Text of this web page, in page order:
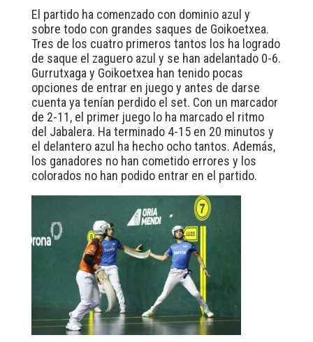
El partido ha comenzado con dominio azul y
sobre todo con grandes saques de Goikoetxea.
Tres de los cuatro primeros tantos los ha logrado
de saque el zaguero azul y se han adelantado 0-6.
Gurrutxaga y Goikoetxea han tenido pocas
opciones de entrar en juego y antes de darse
cuenta ya tenían perdido el set. Con un marcador
de 2-11, el primer juego lo ha marcado el ritmo
del Jabalera. Ha terminado 4-15 en 20 minutos y
el delantero azul ha hecho ocho tantos. Además,
los ganadores no han cometido errores y los
colorados no han podido entrar en el partido.